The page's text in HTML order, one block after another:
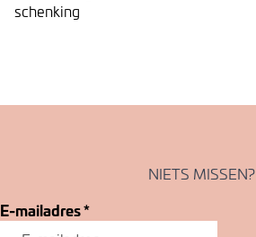
schenking
NIETS MISSEN?
E-mailadres*